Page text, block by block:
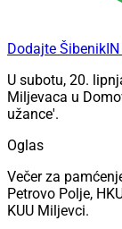
Dodajte
U subotu, 20.
Miljevaca u
užance'.
Oglas
Večer za
Petrovo Polje,
KUU Miljevci.